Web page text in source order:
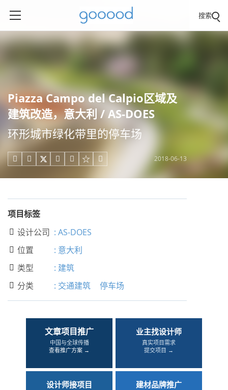
搜索
Piazza Campo del Calpio区域及
建筑改造，意大利 / AS-DOES
环形城市绿化带里的停车场
     2018-06-13
项目标签
 设计公司 : AS-DOES
 位置 : 意大利
 类型 : 建筑
 分类 : 交通建筑 停车场
文章项目推广
中国与全球传播
查看推广方案 →
业主找设计师
真实项目需求
提交项目 →
设计师接项目 建材品牌推广